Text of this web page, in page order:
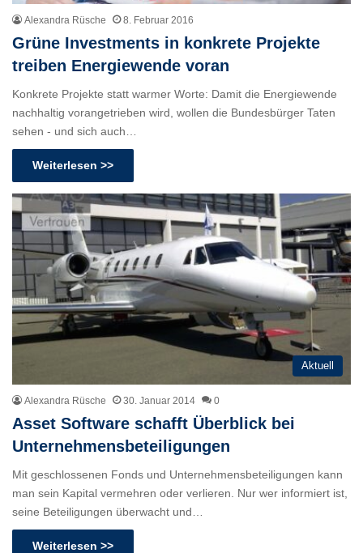
Alexandra Rüsche 8. Februar 2016
Grüne Investments in konkrete Projekte
treiben Energiewende voran
Konkrete Projekte statt warmer Worte: Damit die Energiewende
nachhaltig vorangetrieben wird, wollen die Bundesbürger Taten
sehen - und sich auch…
Weiterlesen >>
Aktuell
Alexandra Rüsche 30. Januar 2014 0
Asset Software schafft Überblick bei
Unternehmensbeteiligungen
Mit geschlossenen Fonds und Unternehmensbeteiligungen kann
man sein Kapital vermehren oder verlieren. Nur wer informiert ist,
seine Beteiligungen überwacht und…
Weiterlesen >>